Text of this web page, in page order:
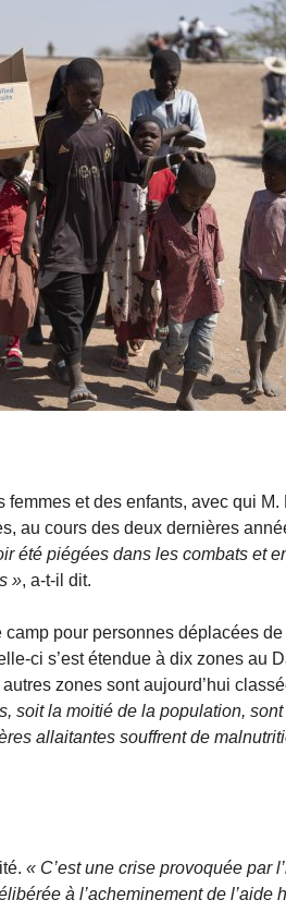
et des enfants, avec qui M.
au cours des deux dernières
été piégées dans les combats et
», a-t-il dit.
pour personnes déplacées
ci s’est étendue à dix zones au
zones sont aujourd’hui
soit la moitié de la population,
allaitantes souffrent de
« C’est une crise provoquée par
à l’acheminement de l’aide